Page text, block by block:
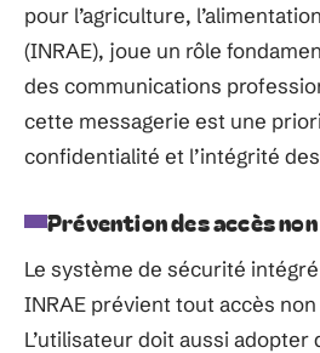
pour l’agriculture,
(INRAE), joue un rôle
des communications
cette messagerie est une
confidentialité et l’intégrité
Prévention des accès
Le système de sécurité
INRAE prévient tout accès
L’utilisateur doit aussi adopter